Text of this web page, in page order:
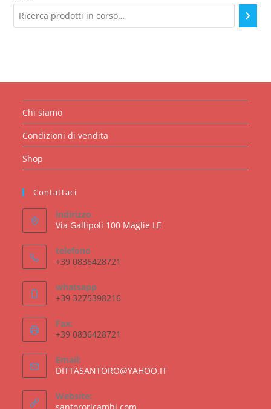
Chi siamo
Condizioni di vendita
Shop
Contattaci
indirizzo
Via Gallipoli 100 Maglie LE
telefono
+39 0836428721
whatsapp
+39 3275398216
Fax:
+39 0836428721
Email:
DITTASANTORO@YAHOO.ITOpens
Website: